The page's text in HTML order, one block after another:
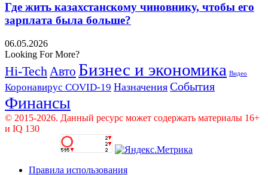
Где жить казахстанскому чиновнику, чтобы его
зарплата была больше?
06.05.2026
Looking For More?
Hi-Tech Авто Бизнес и экономика Видео
Коронавирус COVID-19 Назначения События
Финансы
© 2015-2026. Данный ресурс может содержать материалы 16+
и IQ 130
Правила использования